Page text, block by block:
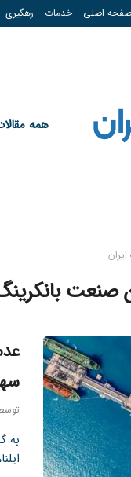
صفحه اصلی خدمات رهگیری
همه
صنعت
سهم ۵
به